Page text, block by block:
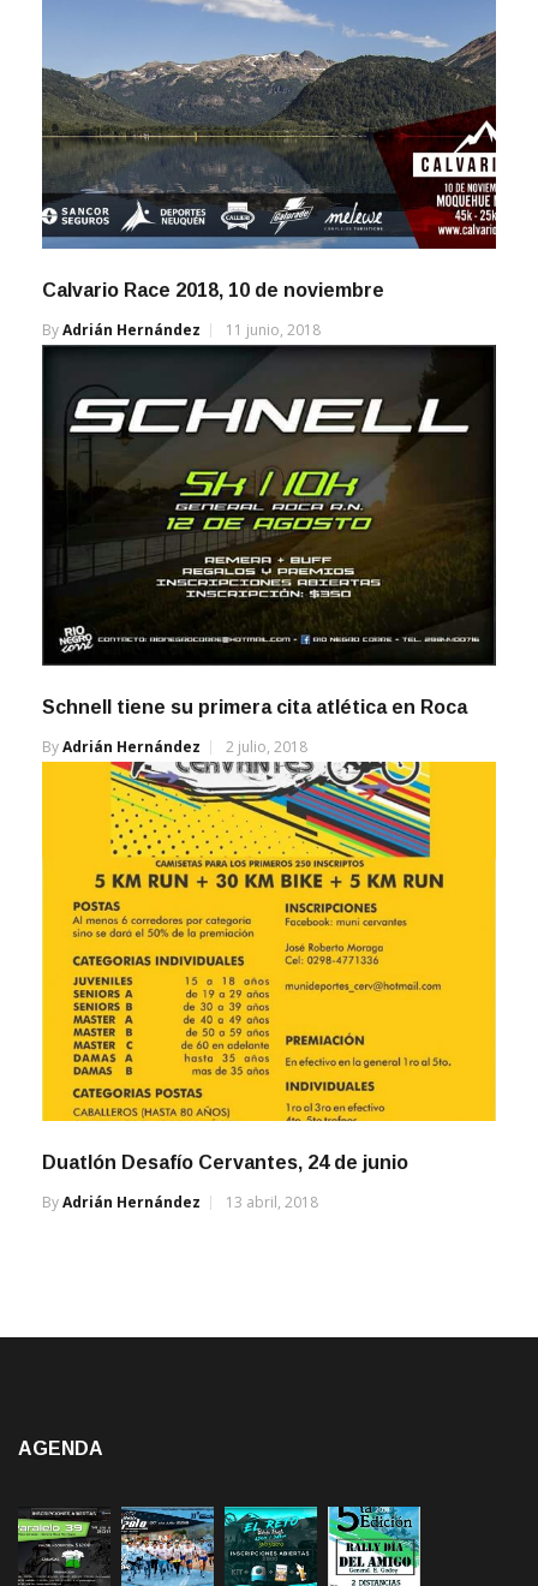
Calvario Race 2018, 10 de noviembre
ByAdrián Hernández 11 junio, 2018
Schnell tiene su primera cita atlética en Roca
ByAdrián Hernández 2 julio, 2018
Duatlón Desafío Cervantes, 24 de junio
ByAdrián Hernández 13 abril, 2018
AGENDA